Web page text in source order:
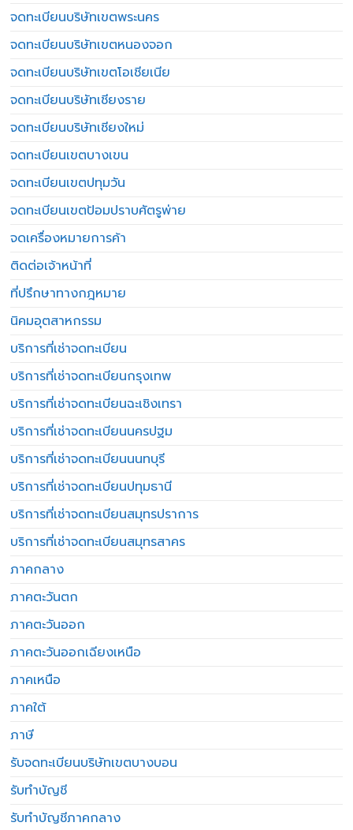
จดทะเบียนบริษัทเขตพระนคร
จดทะเบียนบริษัทเขตหนองจอก
จดทะเบียนบริษัทเขตโอเชียเนีย
จดทะเบียนบริษัทเชียงราย
จดทะเบียนบริษัทเชียงใหม่
จดทะเบียนเขตบางเขน
จดทะเบียนเขตปทุมวัน
จดทะเบียนเขตป้อมปราบศัตรูพ่าย
จดเครื่องหมายการค้า
ติดต่อเจ้าหน้าที่
ที่ปรึกษาทางกฎหมาย
นิคมอุตสาหกรรม
บริการที่เช่าจดทะเบียน
บริการที่เช่าจดทะเบียนกรุงเทพ
บริการที่เช่าจดทะเบียนฉะเชิงเทรา
บริการที่เช่าจดทะเบียนนครปฐม
บริการที่เช่าจดทะเบียนนนทบุรี
บริการที่เช่าจดทะเบียนปทุมธานี
บริการที่เช่าจดทะเบียนสมุทรปราการ
บริการที่เช่าจดทะเบียนสมุทรสาคร
ภาคกลาง
ภาคตะวันตก
ภาคตะวันออก
ภาคตะวันออกเฉียงเหนือ
ภาคเหนือ
ภาคใต้
ภาษี
รับจดทะเบียนบริษัทเขตบางบอน
รับทำบัญชี
รับทำบัญชีภาคกลาง